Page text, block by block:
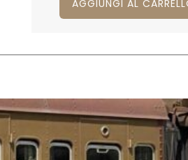
AGGIUNGI AL